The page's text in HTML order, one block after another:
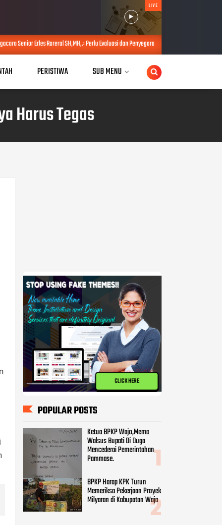
LIVE
SH,MH,.: Perlu Evaluasi dan Penyegaran Kabinet untuk Perkuat Kinerja Pemerintahan
PERISTIWA SUB MENU
Harus Tegas
CLICK HERE
POPULAR POSTS
Ketua BPKP Wajo,Memo
Walsus Bupati Di Duga
Mencederai Pemerintahan
Pammase.
BPKP Harap KPK Turun
Memeriksa Pekerjaan Proyek
Milyaran di Kabupatan Wajo